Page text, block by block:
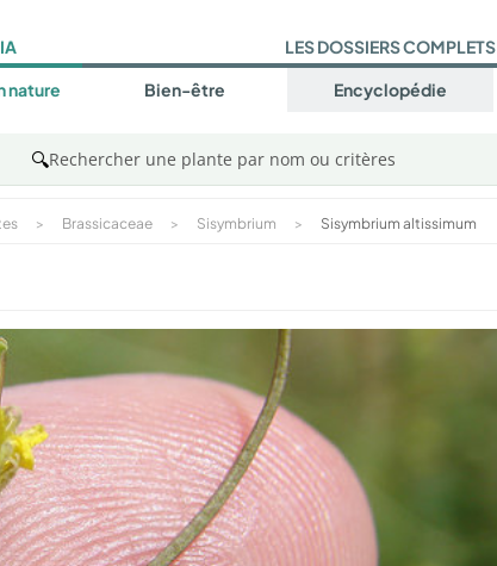
nature
LES DOSSIERS COMPLETS
Bien-être Encyclopédie
🔍Rechercher une plante par nom ou critères
> Brassicaceae > Sisymbrium > Sisymbrium altissimum